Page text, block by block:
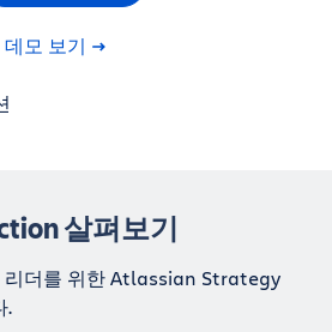
데모 보기
살펴보기
리더를 위한 Atlassian Strategy
.